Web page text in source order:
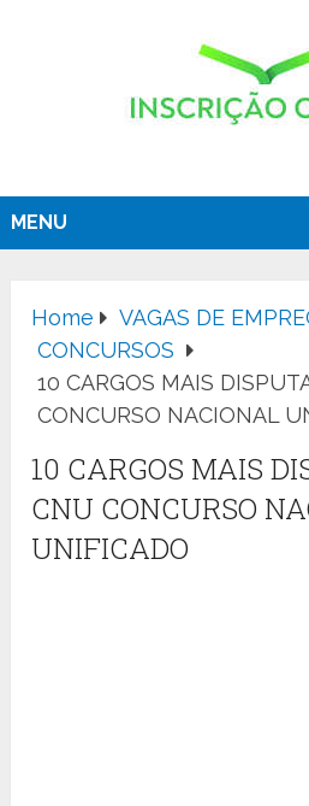
MENU
Home
VAGAS DE
CONCURSOS
10 CARGOS MAIS
CONCURSO NACIONAL
10 CARGOS MAIS
CNU CONCURSO
UNIFICADO